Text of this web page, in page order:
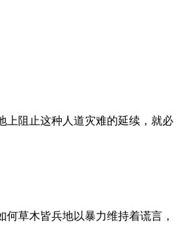
上阻止这种人道灾难的延续，就必
草木皆兵地以暴力维持着谎言，